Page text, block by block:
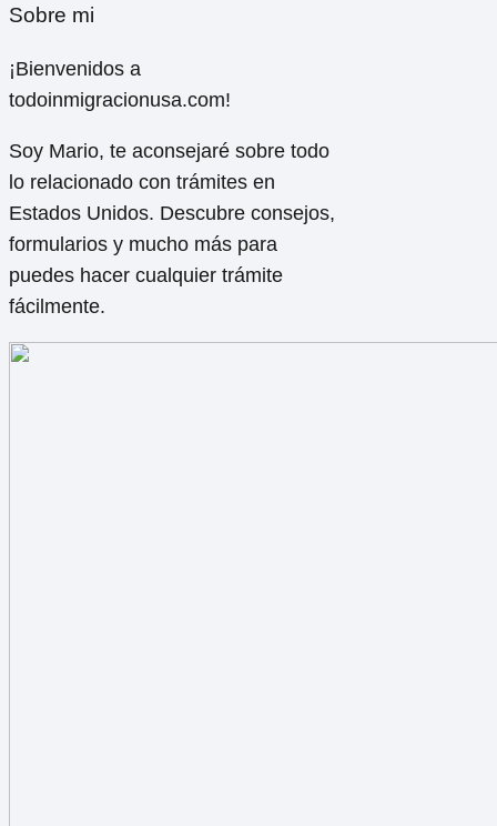
Sobre mi
¡Bienvenidos a
todoinmigracionusa.com!
Soy Mario, te aconsejaré sobre todo
lo relacionado con trámites en
Estados Unidos. Descubre consejos,
formularios y mucho más para
puedes hacer cualquier trámite
fácilmente.